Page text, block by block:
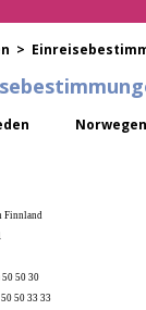
>
Norwegen
Finnland
50 50 30
50 33 33